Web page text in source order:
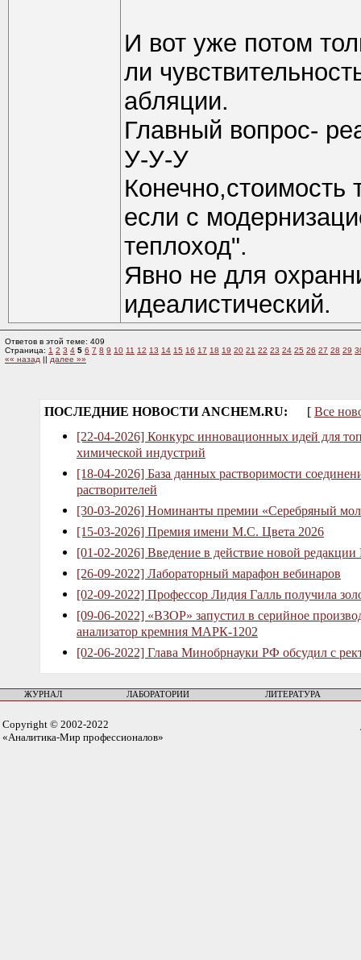
И вот уже потом
ли
абляции.
Главный вопрос-
У-У-У
Конечно,стоимость
если с
теплоход".
Явно не для
идеалистический.
Ответов в этой теме: 409
Страница: 1 2 3 4 5 6 7 8 9 10 11 12 13 14 15 16 17 18 19 20 21 22 23 24 25 26 27 28 29
«« назад || далее »»
ПОСЛЕДНИЕ НОВОСТИ ANCHEM.RU: [ Все
[22-04-2026] Конкурс инновационных идей для
химической индустрий
[18-04-2026] База данных растворимости
растворителей
[30-03-2026] Номинанты премии «Серебряный
[15-03-2026] Премия имени М.С. Цвета 2026
[01-02-2026] Введение в действие новой
[26-09-2022] Лабораторный марафон вебинаров
[02-09-2022] Профессор Лидия Галль получила
[09-06-2022] «ВЗОР» запустил в серийное
анализатор кремния МАРК-1202
[02-06-2022] Глава Минобрнауки РФ обсудил с
ЖУРНАЛ ЛАБОРАТОРИИ ЛИТЕРАТУРА
Copyright © 2002-2022
«Аналитика-Мир профессионалов»